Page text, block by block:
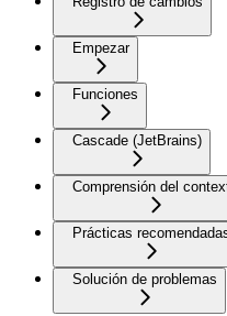
Empezar
Funciones
Cascade (JetBrains)
Comprensión del
Prácticas
Solución de problemas